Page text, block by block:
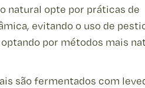
natural opte por práticas de
evitando o uso de
por métodos mais
são fermentados com